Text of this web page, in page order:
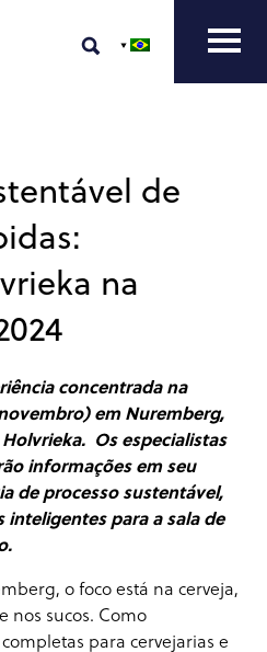
de
na
concentrada na
em Nuremberg,
Os especialistas
informações em seu
de processo sustentável,
para a sala de
o foco está na cerveja,
nos sucos. Como
para cervejarias e